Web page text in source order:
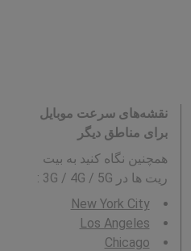
نقشه‌های سرعت موبایل
برای مناطق دیگر
همچنین نگاه کنید به بیت
ریت ها در 3G / 4G / 5G
:
New York City
Los Angeles
Chicago